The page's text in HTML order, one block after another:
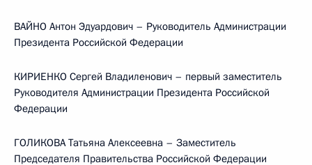
ВАЙНО Антон Эдуардович – Руководитель Администрации
Президента Российской Федерации
КИРИЕНКО Сергей Владиленович – первый заместитель
Руководителя Администрации Президента Российской
Федерации
ГОЛИКОВА Татьяна Алексеевна – Заместитель
Председателя Правительства Российской Федерации